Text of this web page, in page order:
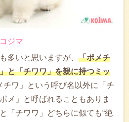
ジマ
多いと思いますが、 「ポメチ
と「チワワ」を親に持つミッ
チワ」という呼び名以外に「チ
メ」と呼ばれることもありま
「チワワ」どちらに似ても“絶